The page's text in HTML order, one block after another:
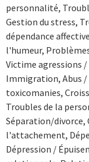
personnalité,
Gestion du stress,
dépendance
l'humeur,
Victime agressions
Immigration, Abus /
toxicomanies,
Troubles de la
Séparation/divorce,
l'attachement,
Dépression /